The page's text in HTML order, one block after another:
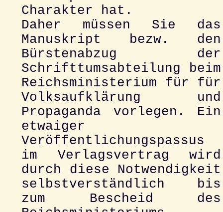
Charakter hat.
Daher müssen Sie das
Manuskript bezw. den
Bürstenabzug der
Schrifttumsabteilung beim
Reichsministerium für für
Volksaufklärung und
Propaganda vorlegen. Ein
etwaiger
Veröffentlichungspassus
im Verlagsvertrag wird
durch diese Notwendigkeit
selbstverständlich bis
zum Bescheid des